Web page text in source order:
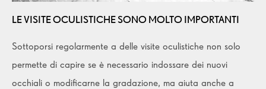
LE VISITE OCULISTICHE SONO MOLTO IMPORTANTI
Sottoporsi regolarmente a delle visite oculistiche non solo
permette di capire se è necessario indossare dei nuovi
occhiali o modificarne la gradazione, ma aiuta anche a